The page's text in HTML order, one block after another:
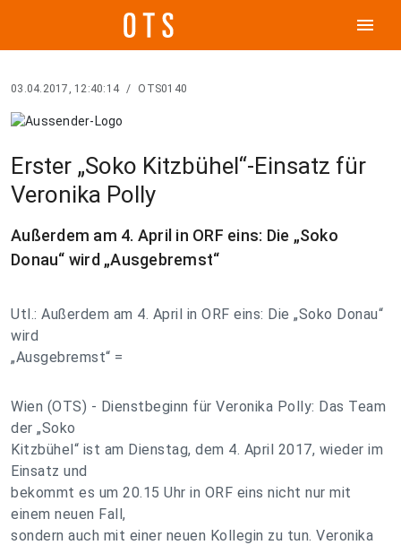
menu
03.04.2017, 12:40:14 / OTS0140
Erster „Soko Kitzbühel“-Einsatz für
Veronika Polly
Außerdem am 4. April in ORF eins: Die „Soko
Donau“ wird „Ausgebremst“
Utl.: Außerdem am 4. April in ORF eins: Die „Soko Donau“
wird
„Ausgebremst“ =
Wien (OTS) - Dienstbeginn für Veronika Polly: Das Team
der „Soko
Kitzbühel“ ist am Dienstag, dem 4. April 2017, wieder im
Einsatz und
bekommt es um 20.15 Uhr in ORF eins nicht nur mit
einem neuen Fall,
sondern auch mit einer neuen Kollegin zu tun. Veronika